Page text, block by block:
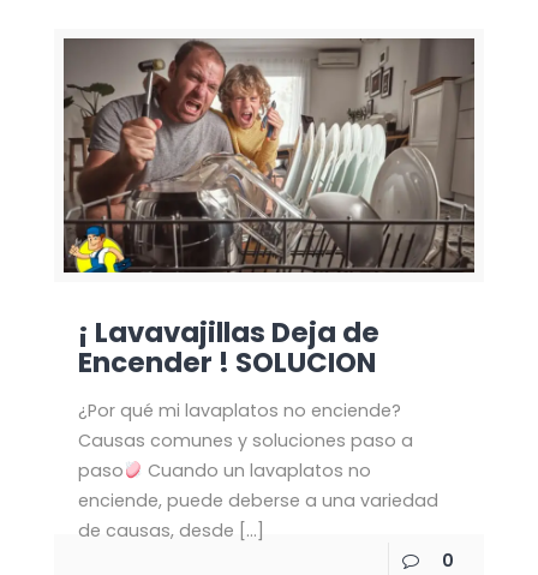
¡ Lavavajillas Deja de
Encender ! SOLUCION
¿Por qué mi lavaplatos no enciende?
Causas comunes y soluciones paso a
paso
Cuando un lavaplatos no
enciende, puede deberse a una variedad
de causas, desde […]
0